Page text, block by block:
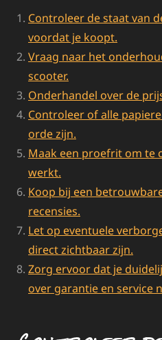
Controleer de staat van
voordat je koopt.
Vraag naar het
scooter.
Onderhandel over de
Controleer of alle
orde zijn.
Maak een proefrit om te
werkt.
Koop bij een
recensies.
Let op eventuele
direct zichtbaar zijn.
Zorg ervoor dat je
over garantie en service